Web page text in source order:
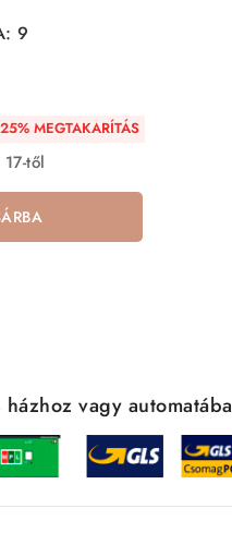
9
25% MEGTAKARÍTÁS
től
házhoz vagy automatába